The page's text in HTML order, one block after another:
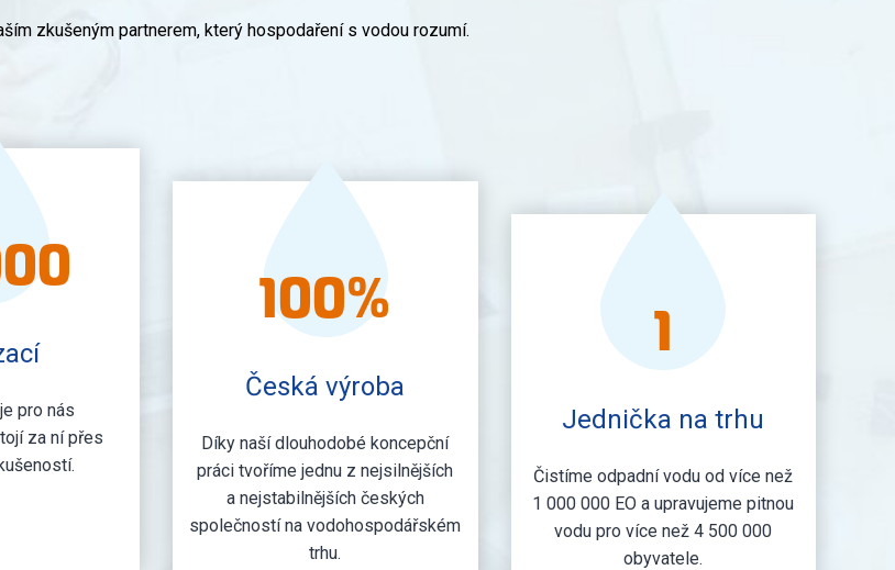
zkušeným partnerem, který hospodaření s vodou rozumí.
pro nás
za ní přes
100%
Česká výroba
Díky naší dlouhodobé koncepční
práci tvoříme jednu z nejsilnějších
a nejstabilnějších českých
společností na vodohospodářském
trhu.
1
Jednička na trhu
Čistíme odpadní vodu od více než
1 000 000 EO a upravujeme pitnou
vodu pro více než 4 500 000
obyvatele.